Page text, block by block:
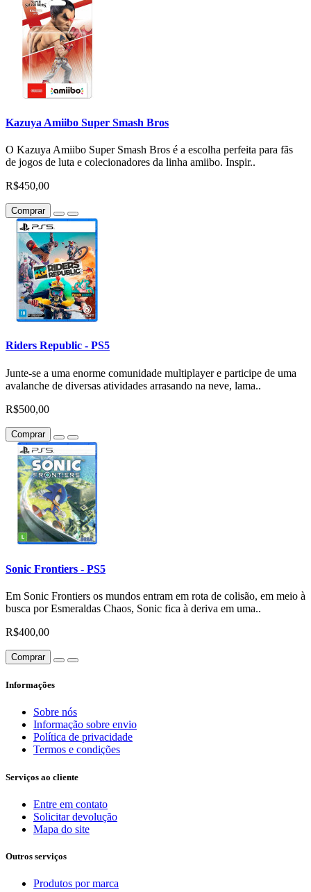
Kazuya Amiibo Super Smash Bros
O Kazuya Amiibo Super Smash Bros é a escolha perfeita para fãs
de jogos de luta e colecionadores da linha amiibo. Inspir..
R$450,00
Comprar
Riders Republic - PS5
Junte-se a uma enorme comunidade multiplayer e participe de uma
avalanche de diversas atividades arrasando na neve, lama..
R$500,00
Comprar
Sonic Frontiers - PS5
Em Sonic Frontiers os mundos entram em rota de colisão, em meio à
busca por Esmeraldas Chaos, Sonic fica à deriva em uma..
R$400,00
Comprar
Informações
Sobre nós
Informação sobre envio
Política de privacidade
Termos e condições
Serviços ao cliente
Entre em contato
Solicitar devolução
Mapa do site
Outros serviços
Produtos por marca